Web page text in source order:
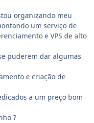
organizando meu
um serviço de
e VPS de alto
puderem dar algumas
e criação de
a um preço bom
?